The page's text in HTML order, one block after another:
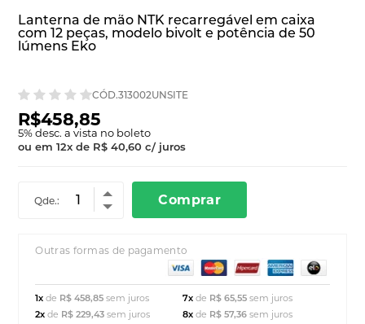
Lanterna de mão NTK recarregável em caixa
com 12 peças, modelo bivolt e potência de 50
lúmens Eko
CÓD.313002UNSITE
R$458,85
5% desc. a vista no boleto
ou em12x de R$ 40,60 c/ juros
Qde.: Comprar
Outras formas de pagamento
1xde R$ 458,85 sem juros
2xde R$ 229,43 sem juros
7x de R$ 65,55sem juros
8x de R$ 57,36sem juros